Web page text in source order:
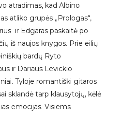
atradimas, kad Albino
atliko grupės „Prologas“,
ir Edgaras paskaitė po
iš naujos knygos. Prie eilių
bardų Ryto
ir Dariaus Levickio
Tyloje romantiški gitaros
sklandė tarp klausytojų, kėlė
emocijas. Visiems